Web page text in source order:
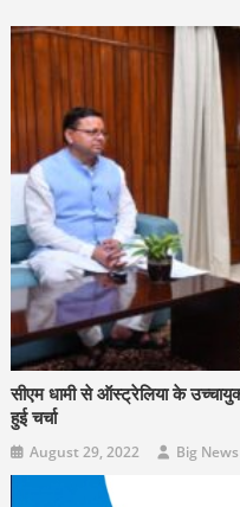
सीएम धामी से ऑस्ट्रेलिया के
हुई चर्चा
August 29, 2022 Big